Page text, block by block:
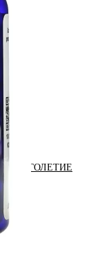
ДОЛГОЛЕТИЕ